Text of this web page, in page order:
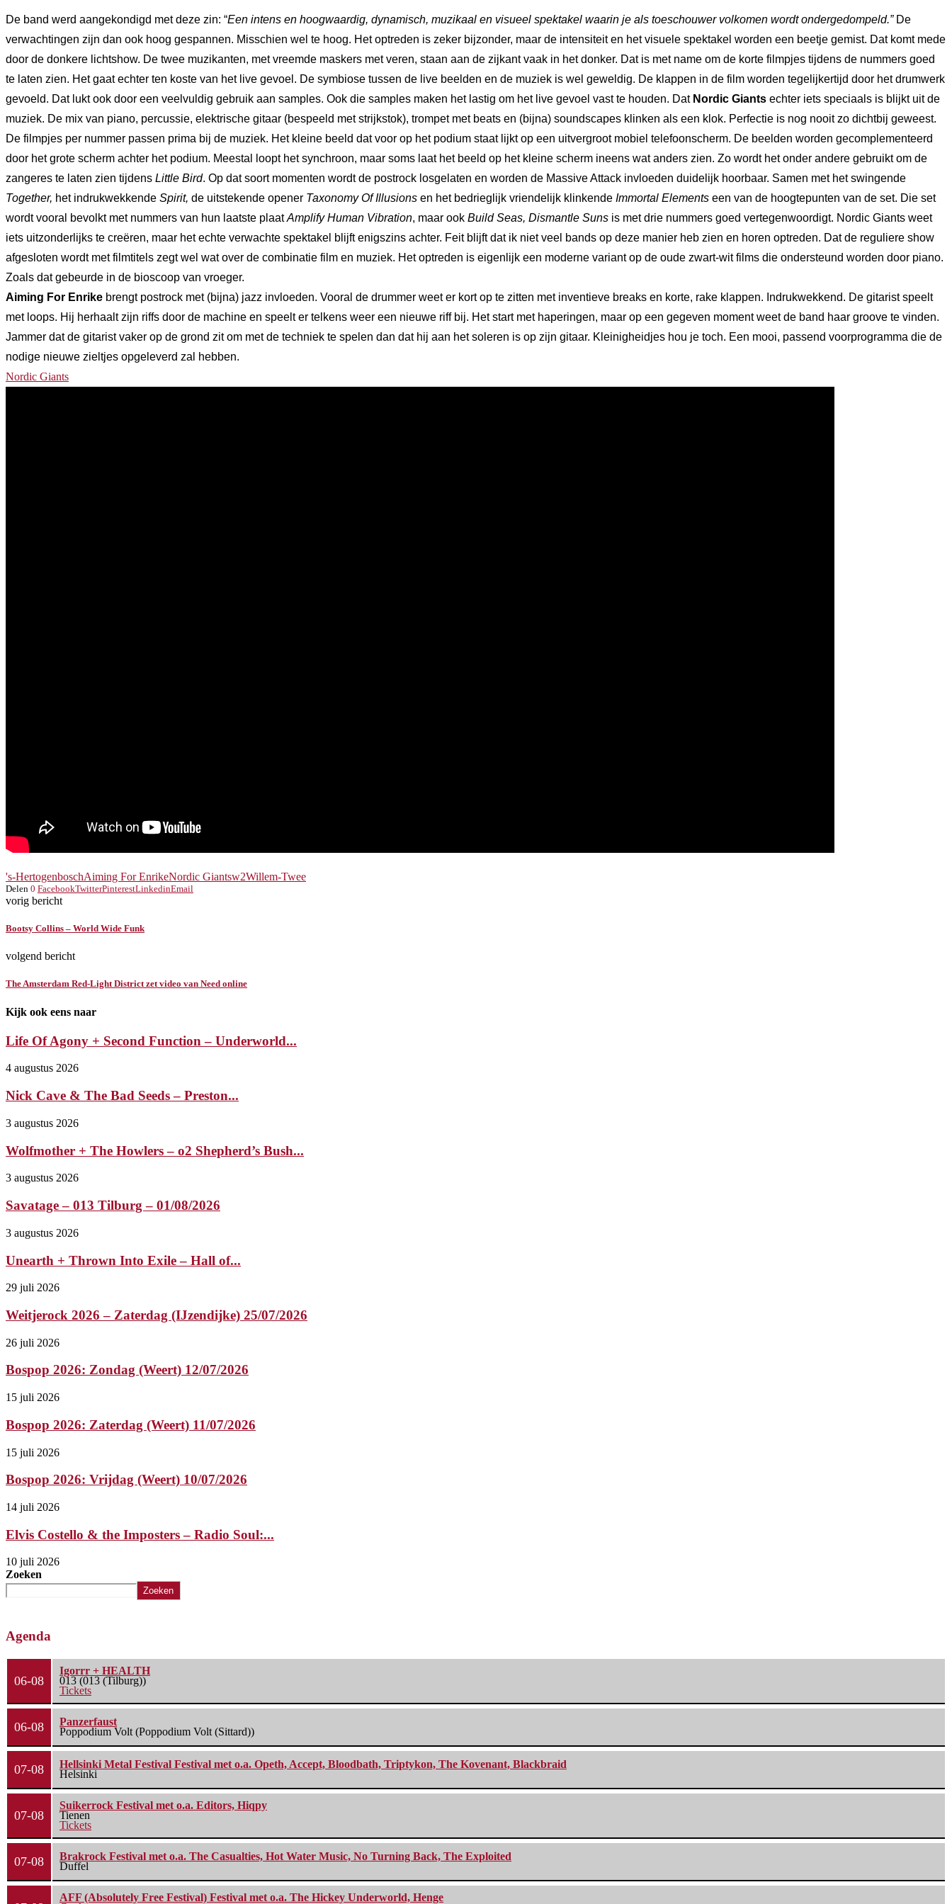
De band werd aangekondigd met deze zin: “Een intens en hoogwaardig, dynamisch, muzikaal en visueel spektakel waarin je als toeschouwer volkomen wordt ondergedompeld.” De
verwachtingen zijn dan ook hoog gespannen. Misschien wel te hoog. Het optreden is zeker bijzonder, maar de intensiteit en het visuele spektakel worden een beetje gemist. Dat komt mede
door de donkere lichtshow. De twee muzikanten, met vreemde maskers met veren, staan aan de zijkant vaak in het donker. Dat is met name om de korte filmpjes tijdens de nummers goed
te laten zien. Het gaat echter ten koste van het live gevoel. De symbiose tussen de live beelden en de muziek is wel geweldig. De klappen in de film worden tegelijkertijd door het drumwerk
gevoeld. Dat lukt ook door een veelvuldig gebruik aan samples. Ook die samples maken het lastig om het live gevoel vast te houden. Dat Nordic Giants echter iets speciaals is blijkt uit de
muziek. De mix van piano, percussie, elektrische gitaar (bespeeld met strijkstok), trompet met beats en (bijna) soundscapes klinken als een klok. Perfectie is nog nooit zo dichtbij geweest.
De filmpjes per nummer passen prima bij de muziek. Het kleine beeld dat voor op het podium staat lijkt op een uitvergroot mobiel telefoonscherm. De beelden worden gecomplementeerd
door het grote scherm achter het podium. Meestal loopt het synchroon, maar soms laat het beeld op het kleine scherm ineens wat anders zien. Zo wordt het onder andere gebruikt om de
zangeres te laten zien tijdens Little Bird. Op dat soort momenten wordt de postrock losgelaten en worden de Massive Attack invloeden duidelijk hoorbaar. Samen met het swingende
Together, het indrukwekkende Spirit, de uitstekende opener Taxonomy Of Illusions en het bedrieglijk vriendelijk klinkende Immortal Elements een van de hoogtepunten van de set. Die set
wordt vooral bevolkt met nummers van hun laatste plaatAmplify Human Vibration, maar ook Build Seas, Dismantle Suns is met drie nummers goed vertegenwoordigt. Nordic Giants weet
iets uitzonderlijks te creëren, maar het echte verwachte spektakel blijft enigszins achter. Feit blijft dat ik niet veel bands op deze manier heb zien en horen optreden. Dat de reguliere show
afgesloten wordt met filmtitels zegt wel wat over de combinatie film en muziek. Het optreden is eigenlijk een moderne variant op de oude zwart-wit films die ondersteund worden door piano.
Zoals dat gebeurde in de bioscoop van vroeger.
Aiming For Enrike brengt postrock met (bijna) jazz invloeden. Vooral de drummer weet er kort op te zitten met inventieve breaks en korte, rake klappen. Indrukwekkend. De gitarist speelt
met loops. Hij herhaalt zijn riffs door de machine en speelt er telkens weer een nieuwe riff bij. Het start met haperingen, maar op een gegeven moment weet de band haar groove te vinden.
Jammer dat de gitarist vaker op de grond zit om met de techniek te spelen dan dat hij aan het soleren is op zijn gitaar. Kleinigheidjes hou je toch. Een mooi, passend voorprogramma die de
nodige nieuwe zieltjes opgeleverd zal hebben.
Nordic Giants
's-HertogenboschAiming For EnrikeNordic Giantsw2Willem-Twee
Delen 0 FacebookTwitterPinterestLinkedinEmail
vorig bericht
Bootsy Collins – World Wide Funk
volgend bericht
The Amsterdam Red-Light District zet video van Need online
Kijk ook eens naar
Life Of Agony + Second Function – Underworld...
4 augustus 2026
Nick Cave & The Bad Seeds – Preston...
3 augustus 2026
Wolfmother + The Howlers – o2 Shepherd’s Bush...
3 augustus 2026
Savatage – 013 Tilburg – 01/08/2026
3 augustus 2026
Unearth + Thrown Into Exile – Hall of...
29 juli 2026
Weitjerock 2026 – Zaterdag (IJzendijke) 25/07/2026
26 juli 2026
Bospop 2026: Zondag (Weert) 12/07/2026
15 juli 2026
Bospop 2026: Zaterdag (Weert) 11/07/2026
15 juli 2026
Bospop 2026: Vrijdag (Weert) 10/07/2026
14 juli 2026
Elvis Costello & the Imposters – Radio Soul:...
10 juli 2026
Zoeken
Zoeken
Agenda
06-08
Igorrr + HEALTH
013 (013 (Tilburg))
Tickets
06-08
Panzerfaust
Poppodium Volt (Poppodium Volt (Sittard))
07-08
Hellsinki Metal Festival Festival met o.a. Opeth, Accept, Bloodbath, Triptykon, The Kovenant, Blackbraid
Helsinki
07-08
Suikerrock Festival met o.a. Editors, Hiqpy
Tienen
Tickets
07-08
Brakrock Festival met o.a. The Casualties, Hot Water Music, No Turning Back, The Exploited
Duffel
AFF (Absolutely Free Festival) Festival met o.a. The Hickey Underworld, Henge